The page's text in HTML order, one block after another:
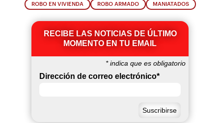
ROBO EN VIVIENDA ROBO ARMADO MANIATADOS
RECIBE LAS NOTICIAS DE ÚLTIMO
MOMENTO EN TU EMAIL
*indica que es obligatorio
Dirección de correo electrónico*